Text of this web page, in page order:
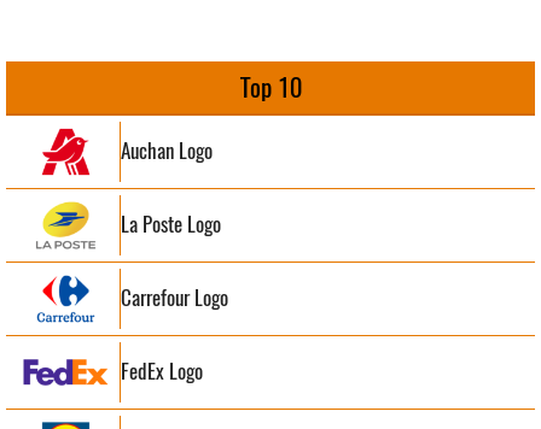
Top 10
Auchan Logo
La Poste Logo
Carrefour Logo
FedEx Logo